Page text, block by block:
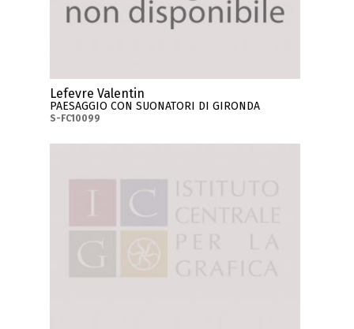
Lefevre Valentin
PAESAGGIO CON SUONATORI DI GIRONDA
S-FC10099